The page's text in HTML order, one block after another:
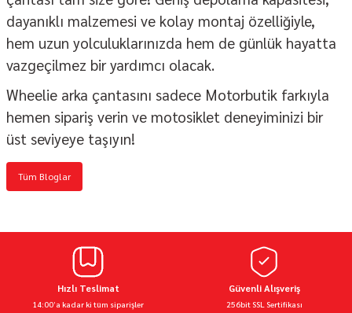
dayanıklı malzemesi ve kolay montaj özelliğiyle,
hem uzun yolculuklarınızda hem de günlük hayatta
vazgeçilmez bir yardımcı olacak.
Wheelie arka çantasını sadece Motorbutik farkıyla
hemen sipariş verin ve motosiklet deneyiminizi bir
üst seviyeye taşıyın!
Tüm Bloglar
Hızlı Teslimat
14:00’a kadar ki tüm siparişler
Güvenli Alışveriş
256bit SSL Sertifikası